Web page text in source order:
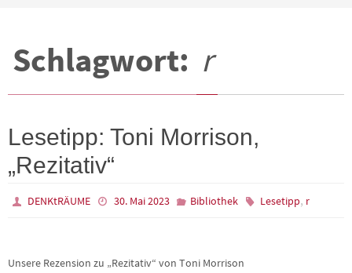
Schlagwort: r
Lesetipp: Toni Morrison,
„Rezitativ“
DENKtRÄUME 30. Mai 2023 Bibliothek Lesetipp, r
Unsere Rezension zu „Rezitativ“ von Toni Morrison